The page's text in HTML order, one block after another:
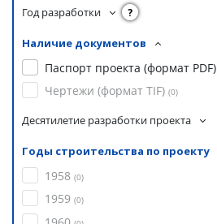
Год разработки ?
Наличие документов
Паспорт проекта (формат PDF)
Чертежи (формат TIF) (0)
Десятилетие разработки проекта
Годы строительства по проекту
1958 (0)
1959 (0)